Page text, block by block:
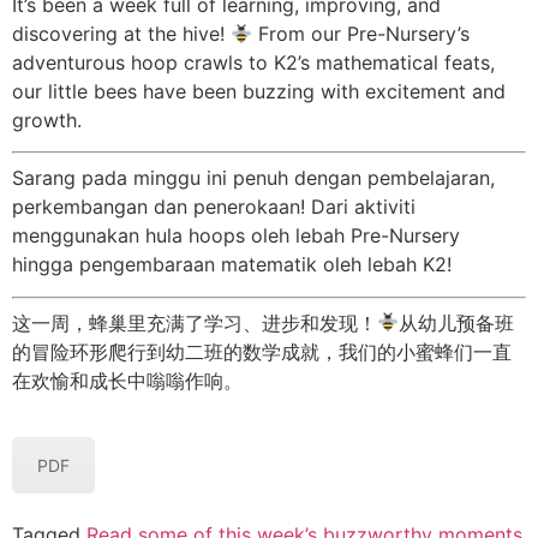
It’s been a week full of learning, improving, and
discovering at the hive!
Fromour Pre-Nursery’s
adventurous hoop crawls to K2’s mathematical feats,
our little bees have been buzzing with excitement and
growth.
Sarang pada minggu ini penuh dengan pembelajaran,
perkembangan dan penerokaan! Dari aktiviti
menggunakan hula hoops oleh lebah Pre-Nursery
hingga pengembaraan matematik oleh lebah K2!
这一周，蜂巢里充满了学习、进步和发现 ！
从幼儿预备班
的冒险环形爬行到幼二班的数学成就，我们的小蜜蜂们一直
在欢愉和成长中嗡嗡作响。
PDF